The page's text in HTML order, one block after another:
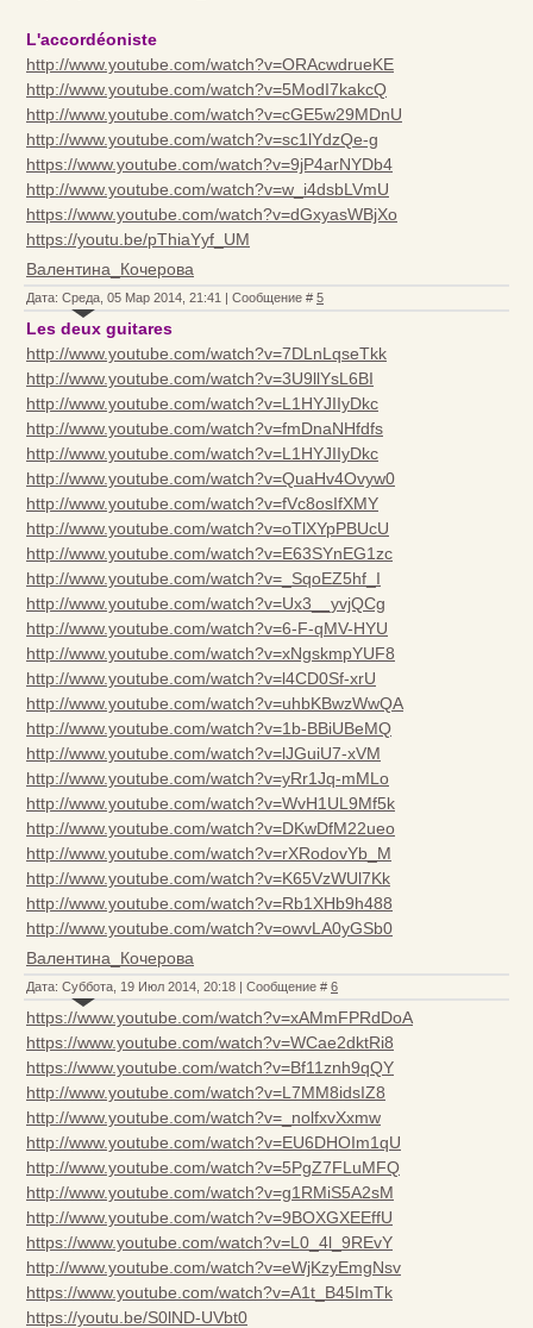
L'accordéoniste
http://www.youtube.com/watch?v=ORAcwdrueKE
http://www.youtube.com/watch?v=5ModI7kakcQ
http://www.youtube.com/watch?v=cGE5w29MDnU
http://www.youtube.com/watch?v=sc1lYdzQe-g
https://www.youtube.com/watch?v=9jP4arNYDb4
http://www.youtube.com/watch?v=w_i4dsbLVmU
https://www.youtube.com/watch?v=dGxyasWBjXo
https://youtu.be/pThiaYyf_UM
Валентина_Кочерова
Дата: Среда, 05 Мар 2014, 21:41 | Сообщение # 5
Les deux guitares
http://www.youtube.com/watch?v=7DLnLqseTkk
http://www.youtube.com/watch?v=3U9llYsL6BI
http://www.youtube.com/watch?v=L1HYJIIyDkc
http://www.youtube.com/watch?v=fmDnaNHfdfs
http://www.youtube.com/watch?v=L1HYJIIyDkc
http://www.youtube.com/watch?v=QuaHv4Ovyw0
http://www.youtube.com/watch?v=fVc8osIfXMY
http://www.youtube.com/watch?v=oTlXYpPBUcU
http://www.youtube.com/watch?v=E63SYnEG1zc
http://www.youtube.com/watch?v=_SqoEZ5hf_I
http://www.youtube.com/watch?v=Ux3__yvjQCg
http://www.youtube.com/watch?v=6-F-qMV-HYU
http://www.youtube.com/watch?v=xNgskmpYUF8
http://www.youtube.com/watch?v=l4CD0Sf-xrU
http://www.youtube.com/watch?v=uhbKBwzWwQA
http://www.youtube.com/watch?v=1b-BBiUBeMQ
http://www.youtube.com/watch?v=lJGuiU7-xVM
http://www.youtube.com/watch?v=yRr1Jq-mMLo
http://www.youtube.com/watch?v=WvH1UL9Mf5k
http://www.youtube.com/watch?v=DKwDfM22ueo
http://www.youtube.com/watch?v=rXRodovYb_M
http://www.youtube.com/watch?v=K65VzWUl7Kk
http://www.youtube.com/watch?v=Rb1XHb9h488
http://www.youtube.com/watch?v=owvLA0yGSb0
Валентина_Кочерова
Дата: Суббота, 19 Июл 2014, 20:18 | Сообщение # 6
https://www.youtube.com/watch?v=xAMmFPRdDoA
https://www.youtube.com/watch?v=WCae2dktRi8
https://www.youtube.com/watch?v=Bf11znh9qQY
http://www.youtube.com/watch?v=L7MM8idsIZ8
http://www.youtube.com/watch?v=_nolfxvXxmw
http://www.youtube.com/watch?v=EU6DHOIm1qU
http://www.youtube.com/watch?v=5PgZ7FLuMFQ
http://www.youtube.com/watch?v=g1RMiS5A2sM
http://www.youtube.com/watch?v=9BOXGXEEffU
https://www.youtube.com/watch?v=L0_4l_9REvY
http://www.youtube.com/watch?v=eWjKzyEmgNsv
https://www.youtube.com/watch?v=A1t_B45ImTk
https://youtu.be/S0lND-UVbt0